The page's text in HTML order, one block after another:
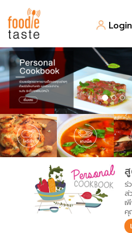
Login
สูตรอาหาร
สูตรอาหารล่าสุด
Top Foodie
พาไปชิม
สารพันก้นครัว
เคล็ดลับน่ารู้
เปรียบเทียบหน่วยการต
เปรียบเทียบอุณหภูมิ
เปรียบเทียบน้ำหนักวัตถุ
FoodPedia
สร้าง Cookbook
ร่
ส่
เ